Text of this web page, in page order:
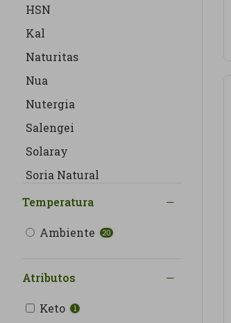
HSN
Kal
Naturitas
Nua
Nutergia
Salengei
Solaray
Soria Natural
Webotanix
Temperatura
Ambiente 20
Atributos
Keto 1